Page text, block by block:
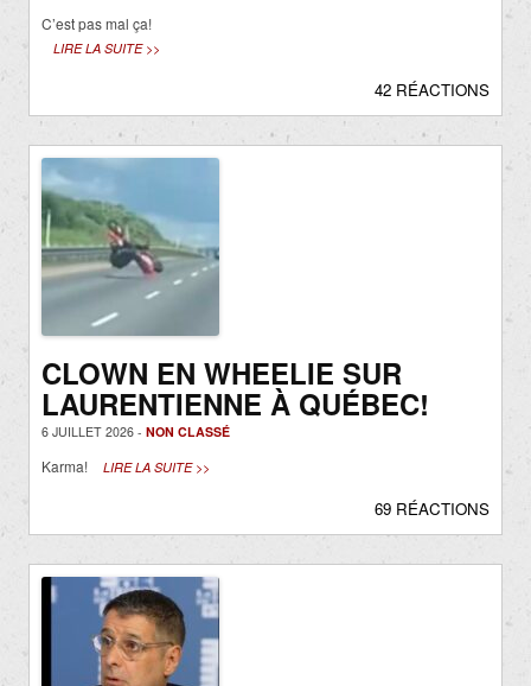
C’est pas mal ça!
LIRE LA SUITE >>
42 RÉACTIONS
CLOWN EN WHEELIE SUR
LAURENTIENNE À QUÉBEC!
6 JUILLET 2026 - NON CLASSÉ
Karma! LIRE LA SUITE >>
69 RÉACTIONS